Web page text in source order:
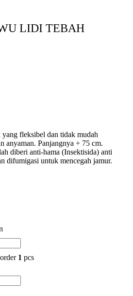
LIDI TEBAH
fleksibel dan tidak mudah
anyaman. Panjangnya + 75 cm.
diberi anti-hama (Insektisida) anti
difumigasi untuk mencegah jamur.
1 pcs